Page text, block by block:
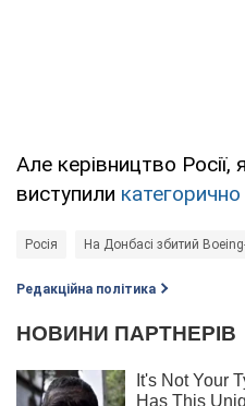
Але керівництво Росії,
виступили
Росія На Донбасі збитий
Редакційна політика